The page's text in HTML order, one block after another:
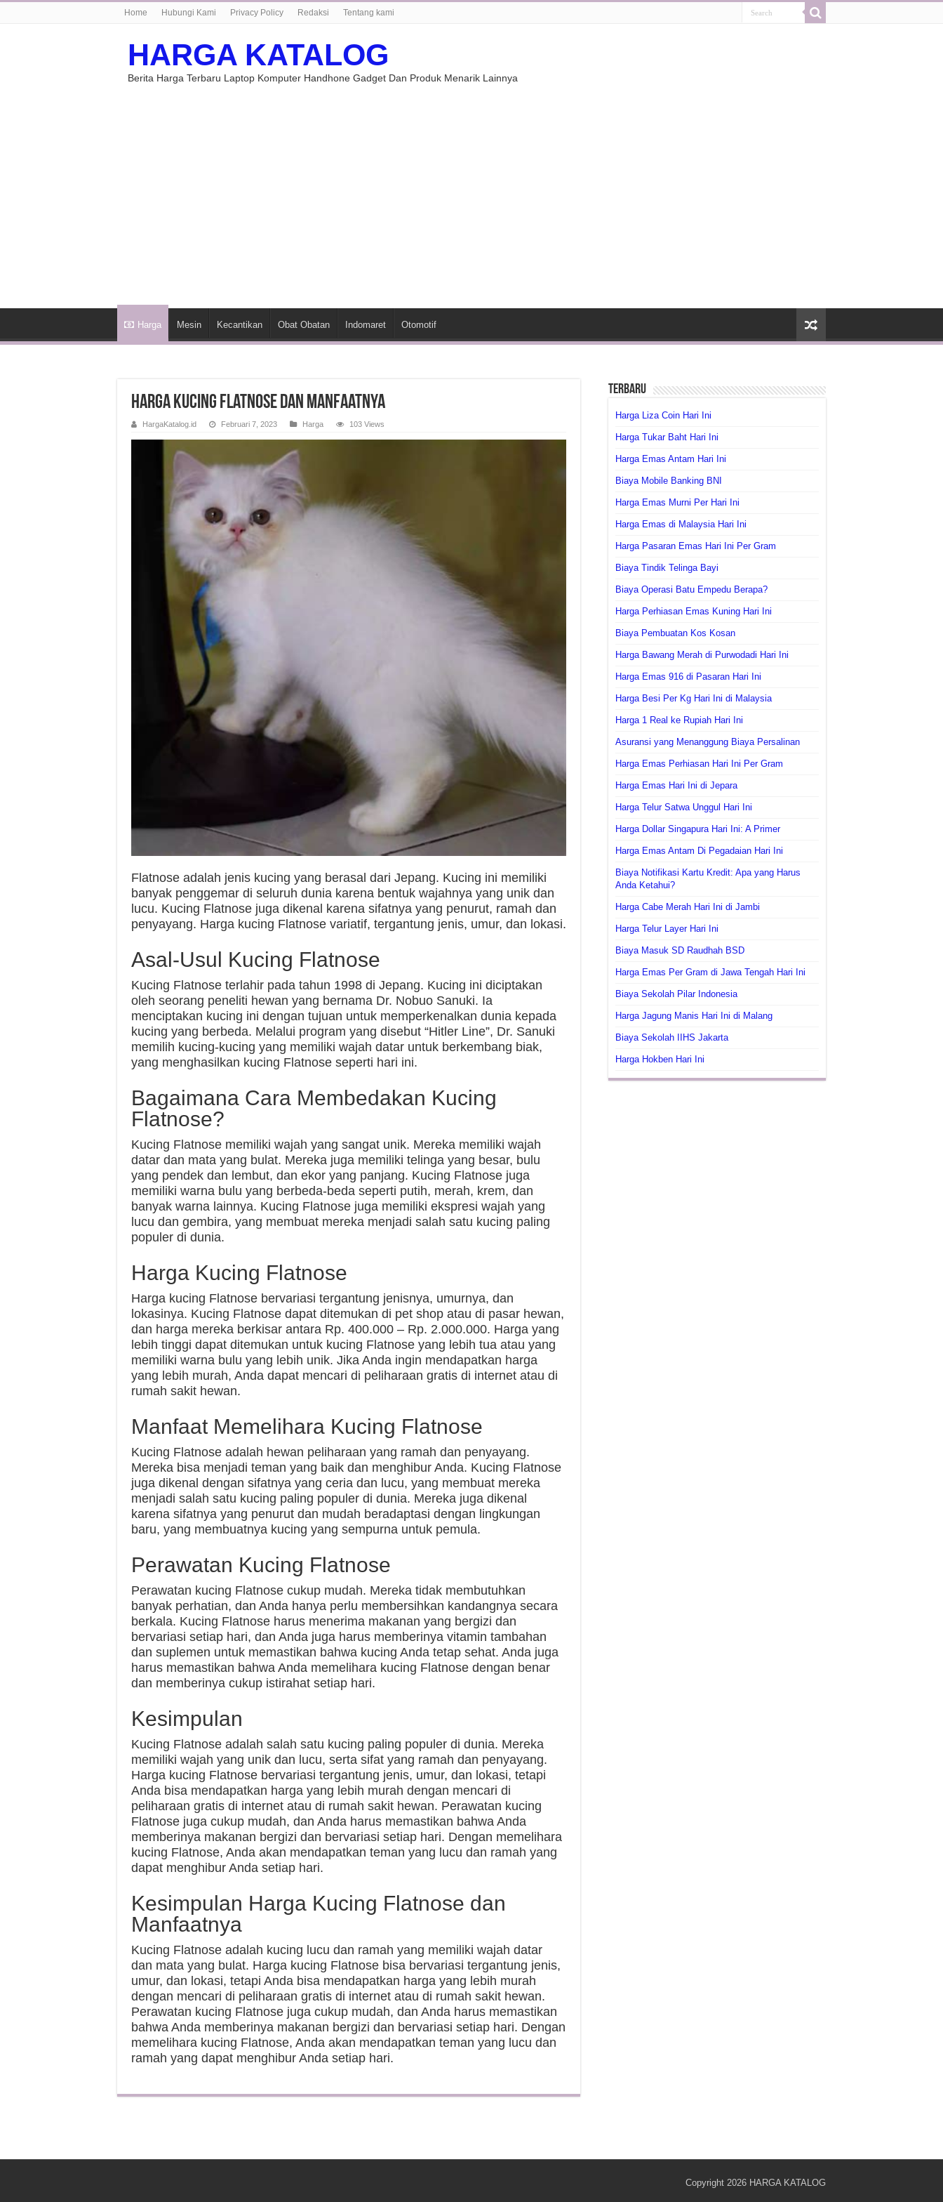
Home Hubungi Kami Privacy Policy Redaksi Tentang kami
HARGA KATALOG
Berita Harga Terbaru Laptop Komputer Handhone Gadget Dan Produk Menarik Lainnya
Harga Mesin Kecantikan Obat Obatan Indomaret Otomotif
Harga Kucing Flatnose dan Manfaatnya
HargaKatalog.id Februari 7, 2023 Harga 103 Views
Flatnose adalah jenis kucing yang berasal dari Jepang. Kucing ini memiliki
banyak penggemar di seluruh dunia karena bentuk wajahnya yang unik dan
lucu. Kucing Flatnose juga dikenal karena sifatnya yang penurut, ramah dan
penyayang. Harga kucing Flatnose variatif, tergantung jenis, umur, dan lokasi.
Asal-Usul Kucing Flatnose
Kucing Flatnose terlahir pada tahun 1998 di Jepang. Kucing ini diciptakan
oleh seorang peneliti hewan yang bernama Dr. Nobuo Sanuki. Ia
menciptakan kucing ini dengan tujuan untuk memperkenalkan dunia kepada
kucing yang berbeda. Melalui program yang disebut “Hitler Line”, Dr. Sanuki
memilih kucing-kucing yang memiliki wajah datar untuk berkembang biak,
yang menghasilkan kucing Flatnose seperti hari ini.
Bagaimana Cara Membedakan Kucing
Flatnose?
Kucing Flatnose memiliki wajah yang sangat unik. Mereka memiliki wajah
datar dan mata yang bulat. Mereka juga memiliki telinga yang besar, bulu
yang pendek dan lembut, dan ekor yang panjang. Kucing Flatnose juga
memiliki warna bulu yang berbeda-beda seperti putih, merah, krem, dan
banyak warna lainnya. Kucing Flatnose juga memiliki ekspresi wajah yang
lucu dan gembira, yang membuat mereka menjadi salah satu kucing paling
populer di dunia.
Harga Kucing Flatnose
Harga kucing Flatnose bervariasi tergantung jenisnya, umurnya, dan
lokasinya. Kucing Flatnose dapat ditemukan di pet shop atau di pasar hewan,
dan harga mereka berkisar antara Rp. 400.000 – Rp. 2.000.000. Harga yang
lebih tinggi dapat ditemukan untuk kucing Flatnose yang lebih tua atau yang
memiliki warna bulu yang lebih unik. Jika Anda ingin mendapatkan harga
yang lebih murah, Anda dapat mencari di peliharaan gratis di internet atau di
rumah sakit hewan.
Manfaat Memelihara Kucing Flatnose
Kucing Flatnose adalah hewan peliharaan yang ramah dan penyayang.
Mereka bisa menjadi teman yang baik dan menghibur Anda. Kucing Flatnose
juga dikenal dengan sifatnya yang ceria dan lucu, yang membuat mereka
menjadi salah satu kucing paling populer di dunia. Mereka juga dikenal
karena sifatnya yang penurut dan mudah beradaptasi dengan lingkungan
baru, yang membuatnya kucing yang sempurna untuk pemula.
Perawatan Kucing Flatnose
Perawatan kucing Flatnose cukup mudah. Mereka tidak membutuhkan
banyak perhatian, dan Anda hanya perlu membersihkan kandangnya secara
berkala. Kucing Flatnose harus menerima makanan yang bergizi dan
bervariasi setiap hari, dan Anda juga harus memberinya vitamin tambahan
dan suplemen untuk memastikan bahwa kucing Anda tetap sehat. Anda juga
harus memastikan bahwa Anda memelihara kucing Flatnose dengan benar
dan memberinya cukup istirahat setiap hari.
Kesimpulan
Kucing Flatnose adalah salah satu kucing paling populer di dunia. Mereka
memiliki wajah yang unik dan lucu, serta sifat yang ramah dan penyayang.
Harga kucing Flatnose bervariasi tergantung jenis, umur, dan lokasi, tetapi
Anda bisa mendapatkan harga yang lebih murah dengan mencari di
peliharaan gratis di internet atau di rumah sakit hewan. Perawatan kucing
Flatnose juga cukup mudah, dan Anda harus memastikan bahwa Anda
memberinya makanan bergizi dan bervariasi setiap hari. Dengan memelihara
kucing Flatnose, Anda akan mendapatkan teman yang lucu dan ramah yang
dapat menghibur Anda setiap hari.
Kesimpulan Harga Kucing Flatnose dan
Manfaatnya
Kucing Flatnose adalah kucing lucu dan ramah yang memiliki wajah datar
dan mata yang bulat. Harga kucing Flatnose bisa bervariasi tergantung jenis,
umur, dan lokasi, tetapi Anda bisa mendapatkan harga yang lebih murah
dengan mencari di peliharaan gratis di internet atau di rumah sakit hewan.
Perawatan kucing Flatnose juga cukup mudah, dan Anda harus memastikan
bahwa Anda memberinya makanan bergizi dan bervariasi setiap hari. Dengan
memelihara kucing Flatnose, Anda akan mendapatkan teman yang lucu dan
ramah yang dapat menghibur Anda setiap hari.
Terbaru
Harga Liza Coin Hari Ini
Harga Tukar Baht Hari Ini
Harga Emas Antam Hari Ini
Biaya Mobile Banking BNI
Harga Emas Murni Per Hari Ini
Harga Emas di Malaysia Hari Ini
Harga Pasaran Emas Hari Ini Per Gram
Biaya Tindik Telinga Bayi
Biaya Operasi Batu Empedu Berapa?
Harga Perhiasan Emas Kuning Hari Ini
Biaya Pembuatan Kos Kosan
Harga Bawang Merah di Purwodadi Hari Ini
Harga Emas 916 di Pasaran Hari Ini
Harga Besi Per Kg Hari Ini di Malaysia
Harga 1 Real ke Rupiah Hari Ini
Asuransi yang Menanggung Biaya Persalinan
Harga Emas Perhiasan Hari Ini Per Gram
Harga Emas Hari Ini di Jepara
Harga Telur Satwa Unggul Hari Ini
Harga Dollar Singapura Hari Ini: A Primer
Harga Emas Antam Di Pegadaian Hari Ini
Biaya Notifikasi Kartu Kredit: Apa yang Harus
Anda Ketahui?
Harga Cabe Merah Hari Ini di Jambi
Harga Telur Layer Hari Ini
Biaya Masuk SD Raudhah BSD
Harga Emas Per Gram di Jawa Tengah Hari Ini
Biaya Sekolah Pilar Indonesia
Harga Jagung Manis Hari Ini di Malang
Biaya Sekolah IIHS Jakarta
Harga Hokben Hari Ini
Copyright 2026 HARGA KATALOG